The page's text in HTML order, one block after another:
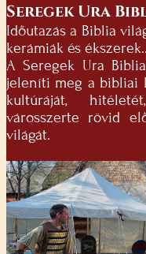
Seregek Ura
Időutazás a Biblia
kerámiák és
A Seregek Ura
jeleníti meg a bibliai
kultúráját,
városszerte rövid
világát.